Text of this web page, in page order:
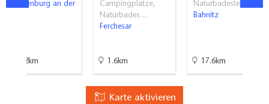
Brandenburg an der
29.2km
Campingplätze,
Naturbades…
Ferchesar
1.6km
Naturbadestellen
Bahnitz
17.6km
Karte aktivieren